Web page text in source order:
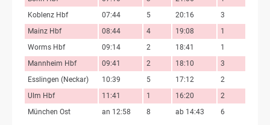
Koblenz Hbf
07:44 5 20:16
3
Mainz Hbf
08:44 4 19:08
1
Worms Hbf
09:14 2 18:41
1
Mannheim Hbf
09:41 2 18:10
3
Esslingen (Neckar)
10:39 5 17:12
2
Ulm Hbf
11:41 1 16:20
2
München Ost
an 12:58 8 ab 14:43 6